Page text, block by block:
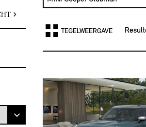
TEGELWEERGAVE